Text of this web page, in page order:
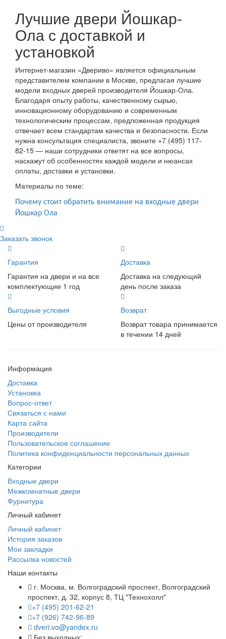
Лучшие двери Йошкар-
Ола с доставкой и
установкой
Интернет-магазин «Двериво» является официальным
представителем компании в Москве, предлагая лучшие
модели входных дверей производителя Йошкар-Ола.
Благодаря опыту работы, качественному сырью,
инновационному оборудованию и современным
технологическим процессам, предложенная продукция
отвечает всем стандартам качества и безопасности. Если
нужна консультация специалиста, звоните +7 (495) 117-
82-15 — наши сотрудники ответят на все вопросы,
наскажут об особенностях каждой модели и нюансах
оплаты, доставки и установки.
Материалы по теме:
Почему стоит обратить внимание на входные двери
Йошкар Ола
Заказать звонок
Гарантия
Гарантия на двери и на все
комплектующие 1 год
Доставка
Доставка на следующий
день после заказа
Выгодные условия
Цены от производителя
Возврат
Возврат товара принимается
в течении 14 дней
Информация
Доставка
Установка
Вопрос-ответ
Связаться с нами
Карта сайта
Производители
Пользовательское соглашение
Политика конфиденциальности персональных данных
Категории
Входные двери
Межкомнатные двери
Фурнитура
Личный кабинет
Личный кабинет
История заказов
Мои закладки
Рассылка новостей
Наши контакты
г. Москва, м. Волгоградский проспект, Волгоградский
проспект, д. 32, корпус 8, ТЦ "Технохолл"
+7 (495) 201-62-21
+7 (926) 742-96-89
dveri.vo@yandex.ru
Без выходных: